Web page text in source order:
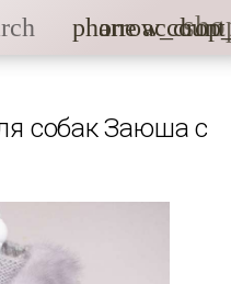
phone
собак Заюша с